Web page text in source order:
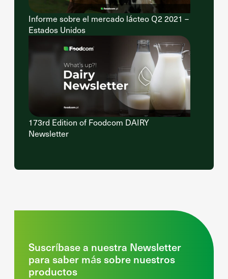
Informe sobre el mercado lácteo Q2 2021 –
Estados Unidos
173rd Edition of Foodcom DAIRY
Newsletter
Suscríbase a nuestra Newsletter
para saber más sobre nuestros
productos